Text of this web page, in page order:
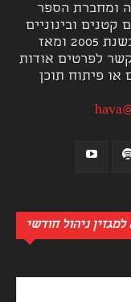
ומחברת הספר
ובינוניים
בישראל. חוה הקימה את החברה בשנת 2005 ומאז
לפרטים אודות
או פיתוח תוכן
ניהול חודשי